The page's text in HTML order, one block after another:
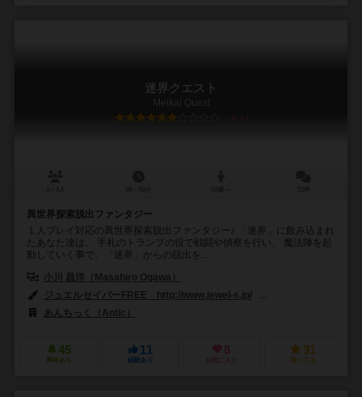
迷界クエスト
Meikai Quest
6.3
異世界探索脱出ファンタジー
１人プレイ対応の異世界探索脱出ファンタジー♪ 「迷界」に飲み込まれ
たあなた達は、 手札のトランプの役で戦闘や偵察を行い、 魔法陣を起
動していく事で、「迷界」からの脱出を...
小川 昌洋（Masahiro Ogawa）
ジュエルセイバーFREE http://www.jewel-s.jp/
あんちっく（Antic）
45
興味あり
11
経験あり
8
お気に入り
31
持ってる